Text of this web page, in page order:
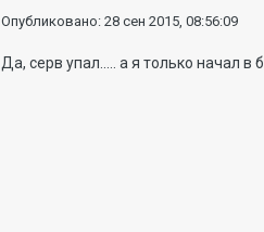
Опубликовано:28 сен 2015, 08:56:09
Да, серв упал..... а я только начал в